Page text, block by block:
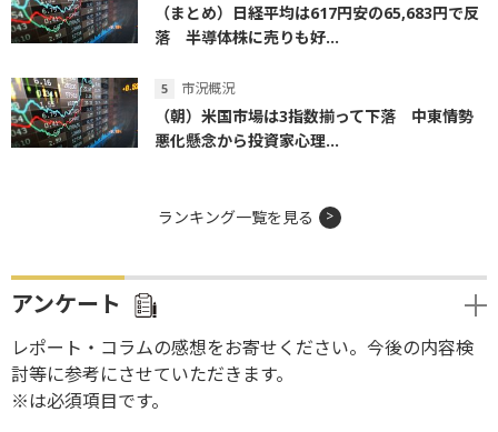
（まとめ）日経平均は617円安の65,683円で反
落 半導体株に売りも好...
市況概況
（朝）米国市場は3指数揃って下落 中東情勢
悪化懸念から投資家心理...
ランキング一覧を見る
アンケート
レポート・コラムの感想をお寄せください。今後の内容検
討等に参考にさせていただきます。
※は必須項目です。